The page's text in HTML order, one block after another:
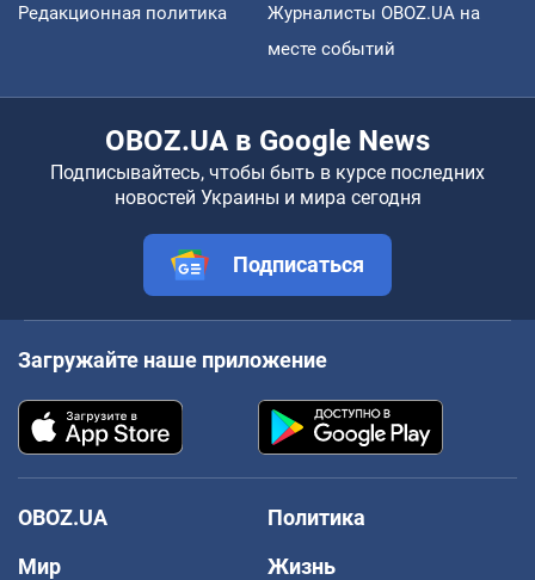
Редакционная политика
Журналисты OBOZ.UA на
месте событий
OBOZ.UA в Google News
Подписывайтесь, чтобы быть в курсе последних
новостей Украины и мира сегодня
Подписаться
Загружайте наше приложение
OBOZ.UA
Политика
Мир
Жизнь